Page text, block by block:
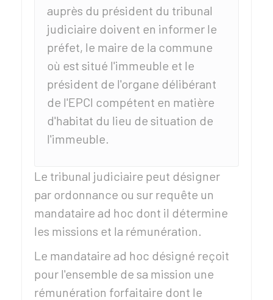
auprès du président du tribunal
judiciaire doivent en informer le
préfet, le maire de la commune
où est situé l'immeuble et le
président de l'organe délibérant
de l'EPCI compétent en matière
d'habitat du lieu de situation de
l'immeuble.
Le tribunal judiciaire peut désigner
par ordonnance ou sur requête un
mandataire ad hoc dont il détermine
les missions et la rémunération.
Le mandataire ad hoc désigné reçoit
pour l'ensemble de sa mission une
rémunération forfaitaire dont le